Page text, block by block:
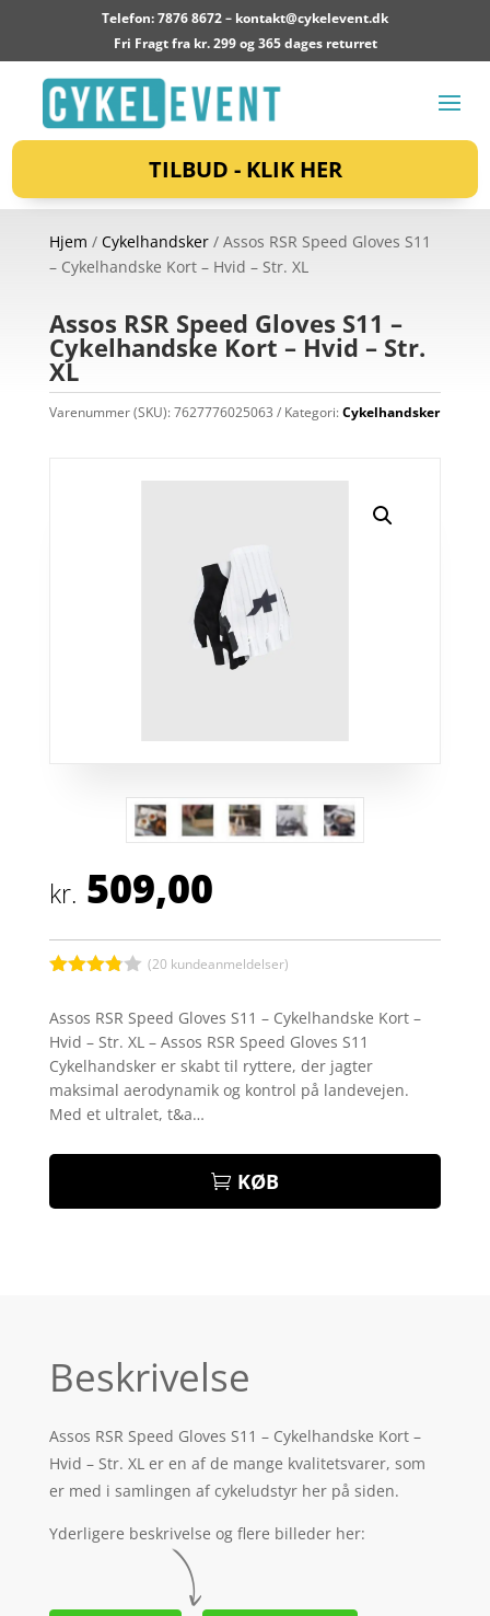
Telefon: 7876 8672 – kontakt@cykelevent.dk
Fri Fragt fra kr. 299 og 365 dages returret
TILBUD - KLIK HER
Hjem / Cykelhandsker/ Assos RSR Speed Gloves S11
– Cykelhandske Kort – Hvid – Str. XL
Assos RSR Speed Gloves S11 –
Cykelhandske Kort – Hvid – Str.
XL
Varenummer (SKU):7627776025063 Kategori:Cykelhandsker
kr. 509,00
ud af 5
baseret
på
kundebed
ømmels
er
(20 kundeanmeldelser)
Assos RSR Speed Gloves S11 – Cykelhandske Kort –
Hvid – Str. XL – Assos RSR Speed Gloves S11
Cykelhandsker er skabt til ryttere, der jagter
maksimal aerodynamik og kontrol på landevejen.
Med et ultralet, t&a…
KØB
Beskrivelse
Assos RSR Speed Gloves S11 – Cykelhandske Kort –
Hvid – Str. XL er en af de mange kvalitetsvarer, som
er med i samlingen af cykeludstyr her på siden.
Yderligere beskrivelse og flere billeder her: